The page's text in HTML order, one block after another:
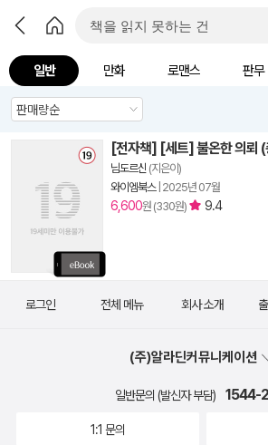
일반 만화 로맨스 판무
[전자책] [세트] 불온한 의뢰
님도르신 (지은이)
와이엠북스| 2025년 07월
6,600원 (330원) 9.4
로그인 전체 메뉴 회사 소개
(주)알라딘커뮤니케이션
일반문의 (발신자 부담) 1544-
1:1 문의